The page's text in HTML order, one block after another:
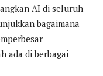
AI di seluruh
bagaimana
ada di berbagai